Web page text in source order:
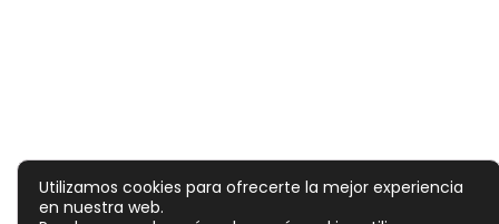
Utilizamos cookies para ofrecerte la mejor experiencia
en nuestra web.